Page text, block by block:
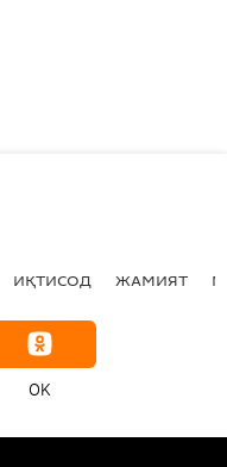
ИҚТИСОД ЖАМИЯТ
OK